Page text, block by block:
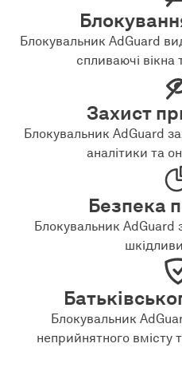
Блокувальник AdGuard
спливаючі вікна
Захист
Блокувальник AdGuard
аналітики та
Безпека
Блокувальник AdGuard
Блокувальник
неприйнятного вмісту